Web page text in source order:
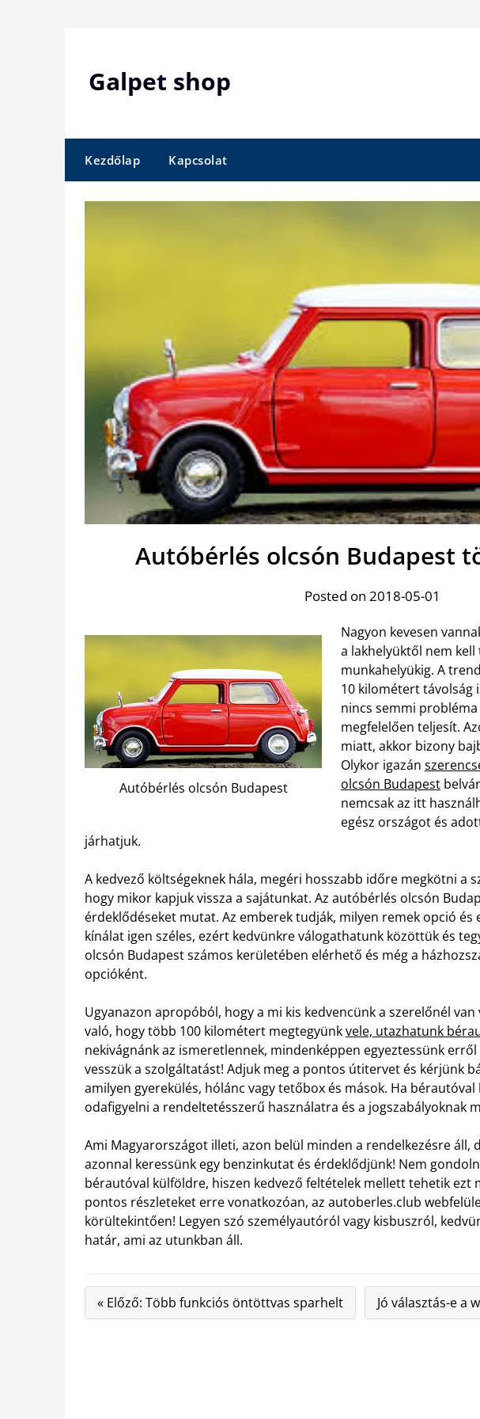
Galpet shop
Kezdőlap Kapcsolat
Autóbérlés olcsón Budapest
Posted on 2018-05-01
Autóbérlés olcsón Budapest
Nagyon kevesen
a lakhelyüktől nem
munkahelyükig. A
10 kilométert távolság
nincs semmi
megfelelően teljesít.
miatt, akkor bizony
Olykor igazán
olcsón Budapest
nemcsak az itt
egész országot és
járhatjuk.
A kedvező költségeknek hála, megéri hosszabb időre megkötni a
hogy mikor kapjuk vissza a sajátunkat. Az autóbérlés olcsón
érdeklődéseket mutat. Az emberek tudják, milyen remek opció és
kínálat igen széles, ezért kedvünkre válogathatunk közöttük és
olcsón Budapest számos kerületében elérhető és még a
opcióként.
Ugyanazon apropóból, hogy a mi kis kedvencünk a szerelőnél
való, hogy több 100 kilométert megtegyünkvele, utazhatunk
nekivágnánk az ismeretlennek, mindenképpen egyeztessünk
vesszük a szolgáltatást! Adjuk meg a pontos útitervet és kérjünk
amilyen gyerekülés, hólánc vagy tetőbox és mások. Ha
odafigyelni a rendeltetésszerű használatra és a jogszabályoknak
Ami Magyarországot illeti, azon belül minden a rendelkezésre áll,
azonnal keressünk egy benzinkutat és érdeklődjünk! Nem
bérautóval külföldre, hiszen kedvező feltételek mellett tehetik ezt
pontos részleteket erre vonatkozóan, az autoberles.club
körültekintően! Legyen szó személyautóról vagy kisbuszról,
határ, ami az utunkban áll.
« Előző: Több funkciós öntöttvas sparhelt Jó választás-e a